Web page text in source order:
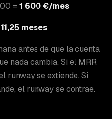
= 1 600 €/mes
11,25 meses
antes de que la cuenta
nada cambia. Si el MRR
runway se extiende. Si
el runway se contrae.